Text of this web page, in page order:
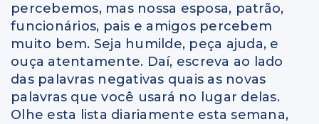
percebemos, mas nossa esposa, patrão,
funcionários, pais e amigos percebem
muito bem. Seja humilde, peça ajuda, e
ouça atentamente. Daí, escreva ao lado
das palavras negativas quais as novas
palavras que você usará no lugar delas.
Olhe esta lista diariamente esta semana,